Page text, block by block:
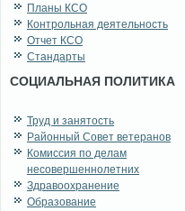
Планы КСО
Контрольная деятельность
Отчет КСО
Стандарты
СОЦИАЛЬНАЯ ПОЛИТИКА
Труд и занятость
Районный Совет ветеранов
Комиссия по делам
несовершеннолетних
Здравоохранение
Образование